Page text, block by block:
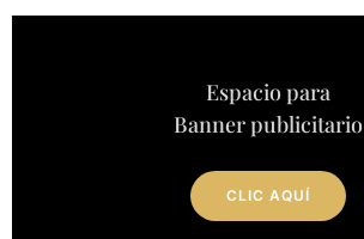
Espacio para
Banner publicitario
CLIC AQUÍ